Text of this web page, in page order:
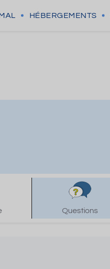
HÉBERGEMENTS
Questions